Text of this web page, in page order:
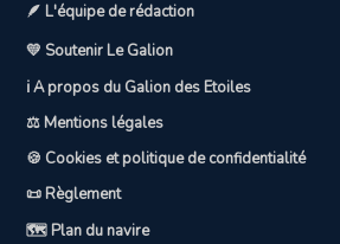
🪶 L'équipe de rédaction
💛 Soutenir Le Galion
ℹ️ A propos du Galion des Etoiles
⚖️ Mentions légales
🍪 Cookies et politique de confidentialité
📜 Règlement
🗺️ Plan du navire